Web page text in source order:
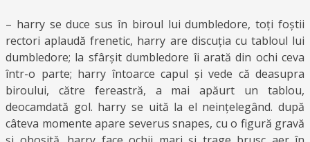
– harry se duce sus în biroul lui dumbledore, toți foștii
rectori aplaudă frenetic, harry are discuția cu tabloul lui
dumbledore; la sfârșit dumbledore îi arată din ochi ceva
într-o parte; harry întoarce capul și vede că deasupra
biroului, către fereastră, a mai apăurt un tablou,
deocamdată gol. harry se uită la el neințelegând. după
câteva momente apare severus snapes, cu o figură gravă